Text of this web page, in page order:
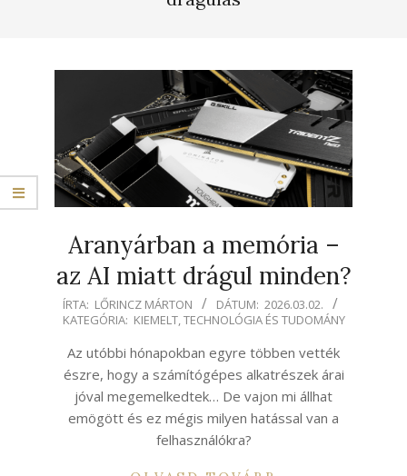
Aranyárban a memória –
az AI miatt drágul minden?
2026-
03-
ÍRTA: LŐRINCZ MÁRTON DÁTUM: 2026.03.02.
KATEGÓRIA: KIEMELT,TECHNOLÓGIA ÉS TUDOMÁNY
Az utóbbi hónapokban egyre többen vették
észre, hogy a számítógépes alkatrészek árai
jóval megemelkedtek… De vajon mi állhat
emögött és ez mégis milyen hatással van a
felhasználókra?